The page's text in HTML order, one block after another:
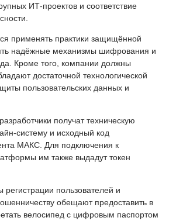
ИТ-проектов и соответствие
применять практики защищённой
надёжные механизмы шифрования и
Кроме того, компании должны
достаточной технологической
пользовательских данных и
получат техническую
систему и исходный код
МАКС. Для подключения к
им также выдадут токен
пользователей и
обещают предоставить в
велосипед с цифровым паспортом